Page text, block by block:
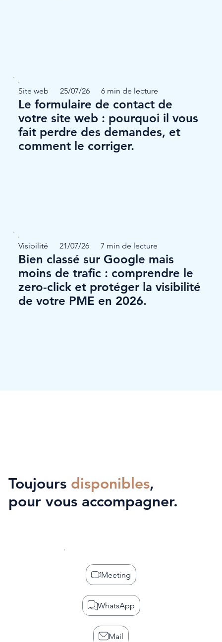
Site web 25/07/26 6 min de lecture
Le formulaire de contact de
votre site web : pourquoi il vous
fait perdre des demandes, et
comment le corriger.
Visibilité 21/07/26 7 min de lecture
Bien classé sur Google mais
moins de trafic : comprendre le
zero-click et protéger la visibilité
de votre PME en 2026.
Meeting
WhatsApp
Mail
Toujours disponibles,
pour vous accompagner.